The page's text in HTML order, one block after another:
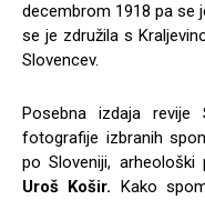
decembrom 1918 pa se
se je združi­la s
Slovencev.
Posebna izdaja
fotografije izbranih
po Sloveniji,
Uroš Košir.
Kako